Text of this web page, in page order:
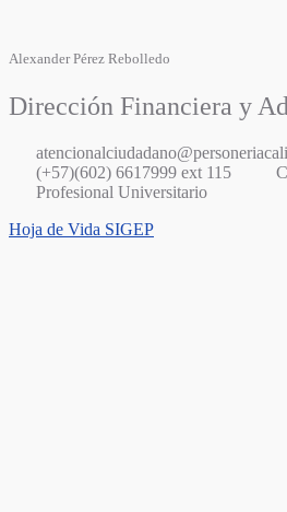
Alexander Pérez Rebolledo
Dirección Financiera y
(+57)(602) 6617999 ext 115
Profesional Universitario
Hoja de Vida SIGEP